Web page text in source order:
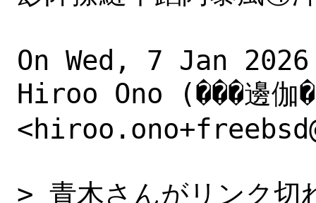
On Wed, 7 Jan
Hiroo Ono (���邊伽
> 青木さんがリンク切